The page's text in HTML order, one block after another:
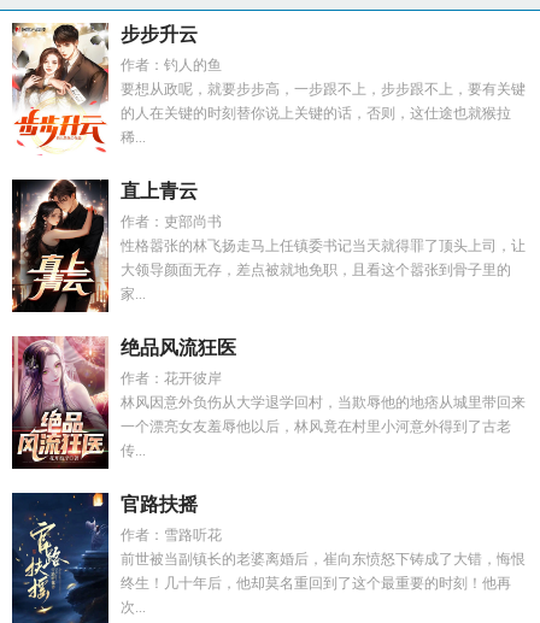
步步升云
作者：钓人的鱼
要想从政呢，就要步步高，一步跟不上，步步跟不上，要有关键
的人在关键的时刻替你说上关键的话，否则，这仕途也就猴拉
稀...
直上青云
作者：吏部尚书
性格嚣张的林飞扬走马上任镇委书记当天就得罪了顶头上司，让
大领导颜面无存，差点被就地免职，且看这个嚣张到骨子里的
家...
绝品风流狂医
作者：花开彼岸
林风因意外负伤从大学退学回村，当欺辱他的地痞从城里带回来
一个漂亮女友羞辱他以后，林风竟在村里小河意外得到了古老
传...
官路扶摇
作者：雪路听花
前世被当副镇长的老婆离婚后，崔向东愤怒下铸成了大错，悔恨
终生！几十年后，他却莫名重回到了这个最重要的时刻！他再
次...